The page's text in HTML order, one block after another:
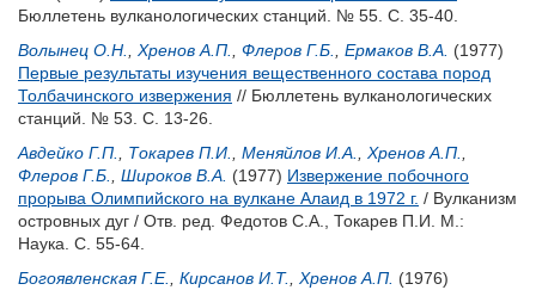
Бюллетень вулканологических станций. № 55. С. 35-40.
Волынец О.Н.
Хренов А.П. Флеров Г.Б. Ермаков В.А. (1977)
Первые результаты изучения вещественного состава пород
Толбачинского извержения // Бюллетень вулканологических
станций. № 53. С. 13-26.
Авдейко Г.П.
Токарев П.И. Меняйлов И.А. Хренов А.П.
Флеров Г.Б.
Широков В.А. (1977) Извержение побочного
прорыва Олимпийского на вулкане Алаид в 1972 г. / Вулканизм
островных дуг / Отв. ред. Федотов С.А. Токарев П.И.
М.:
Наука. С. 55-64.
Богоявленская Г.Е.
Кирсанов И.Т. Хренов А.П. (1976)